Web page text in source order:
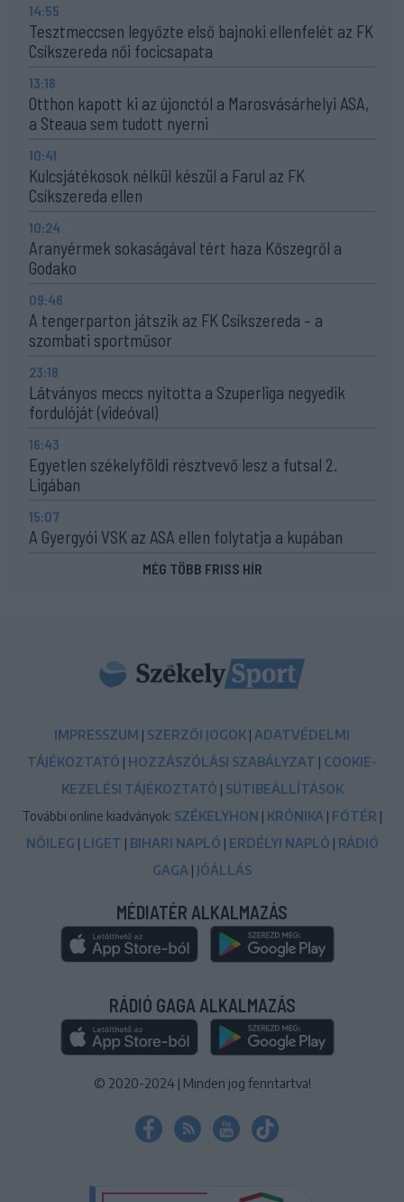
14:55
Tesztmeccsen legyőzte első bajnoki ellenfelét az FK
Csíkszereda női focicsapata
13:16
Otthon kapott ki az újonctól a Marosvásárhelyi ASA,
a Steaua sem tudott nyerni
10:41
Kulcsjátékosok nélkül készül a Farul az FK
Csíkszereda ellen
10:24
Aranyérmek sokaságával tért haza Kőszegről a
Godako
09:46
A tengerparton játszik az FK Csíkszereda – a
szombati sportműsor
23:18
Látványos meccs nyitotta a Szuperliga negyedik
fordulóját (videóval)
16:43
Egyetlen székelyföldi résztvevő lesz a futsal 2.
Ligában
15:07
A Gyergyói VSK az ASA ellen folytatja a kupában
MÉG TÖBB FRISS HÍR
IMPRESSZUM | SZERZŐI JOGOK | ADATVÉDELMI
TÁJÉKOZTATÓ | HOZZÁSZÓLÁSI SZABÁLYZAT | COOKIE-
KEZELÉSI TÁJÉKOZTATÓ | SÜTIBEÁLLÍTÁSOK
További online kiadványok: SZÉKELYHON | KRÓNIKA | FŐTÉR |
NŐILEG | LIGET | BIHARI NAPLÓ | ERDÉLYI NAPLÓ | RÁDIÓ
GAGA | JÓÁLLÁS
MÉDIATÉR ALKALMAZÁS
RÁDIÓ GAGA ALKALMAZÁS
© 2020-2024 | Minden jog fenntartva!